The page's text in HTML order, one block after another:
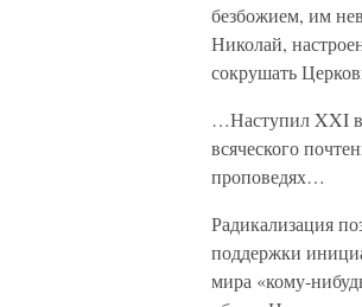
безбожием, им
Николай,
сокрушать
…Наступил XXI
всяческого
проповедях…
Радикализация
поддержки
мира «кому-